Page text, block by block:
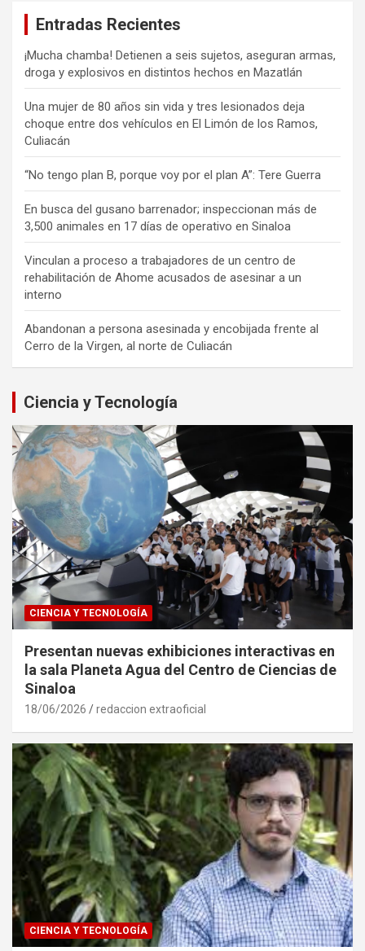
Entradas Recientes
¡Mucha chamba! Detienen a seis sujetos, aseguran armas,
droga y explosivos en distintos hechos en Mazatlán
Una mujer de 80 años sin vida y tres lesionados deja
choque entre dos vehículos en El Limón de los Ramos,
Culiacán
“No tengo plan B, porque voy por el plan A”: Tere Guerra
En busca del gusano barrenador; inspeccionan más de
3,500 animales en 17 días de operativo en Sinaloa
Vinculan a proceso a trabajadores de un centro de
rehabilitación de Ahome acusados de asesinar a un
interno
Abandonan a persona asesinada y encobijada frente al
Cerro de la Virgen, al norte de Culiacán
Ciencia y Tecnología
CIENCIA Y TECNOLOGÍA
Presentan nuevas exhibiciones interactivas en
la sala Planeta Agua del Centro de Ciencias de
Sinaloa
18/06/2026 redaccion extraoficial
CIENCIA Y TECNOLOGÍA